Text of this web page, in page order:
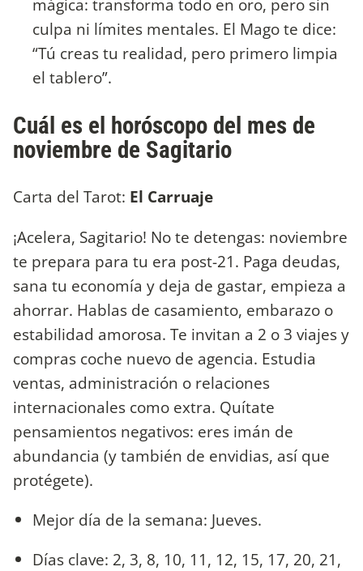
culpa ni límites mentales. El Mago te dice:
“Tú creas tu realidad, pero primero limpia
el tablero”.
Cuál es el horóscopo del mes de
noviembre de Sagitario
Carta del Tarot: El Carruaje
¡Acelera, Sagitario! No te detengas: noviembre
te prepara para tu era post-21. Paga deudas,
sana tu economía y deja de gastar, empieza a
ahorrar. Hablas de casamiento, embarazo o
estabilidad amorosa. Te invitan a 2 o 3 viajes y
compras coche nuevo de agencia. Estudia
ventas, administración o relaciones
internacionales como extra. Quítate
pensamientos negativos: eres imán de
abundancia (y también de envidias, así que
protégete).
Mejor día de la semana: Jueves.
Días clave: 2, 3, 8, 10, 11, 12, 15, 17, 20, 21,